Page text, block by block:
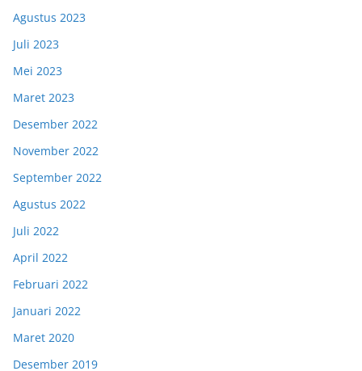
Agustus 2023
Juli 2023
Mei 2023
Maret 2023
Desember 2022
November 2022
September 2022
Agustus 2022
Juli 2022
April 2022
Februari 2022
Januari 2022
Maret 2020
Desember 2019